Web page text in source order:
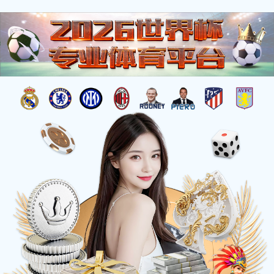
网上药店 销售热线：0551-63803020 联系伟德 EN
产品服务
首页 >产品服务>中间体
制剂 原料药 中间体